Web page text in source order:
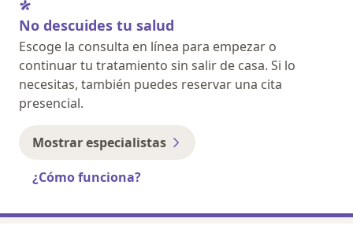
No descuides tu salud
Escoge la consulta en línea para empezar o
continuar tu tratamiento sin salir de casa. Si lo
necesitas, también puedes reservar una cita
presencial.
Mostrar especialistas
¿Cómo funciona?